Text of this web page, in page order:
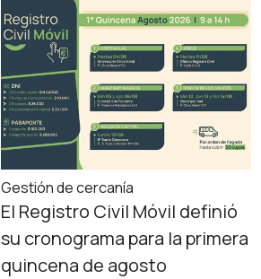
Gestión de cercanía
El Registro Civil Móvil definió
su cronograma para la primera
quincena de agosto